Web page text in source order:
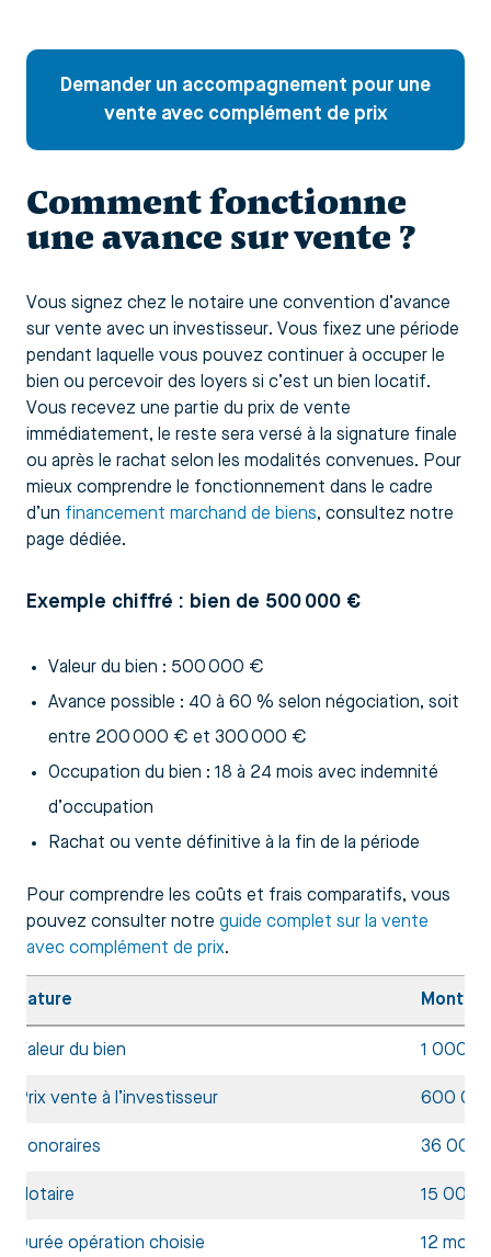
Demander un accompagnement pour une
vente avec complément de prix
Comment fonctionne
une avance sur vente ?
Vous signez chez le notaire une convention d’avance
sur vente avec un investisseur. Vous fixez une période
pendant laquelle vous pouvez continuer à occuper le
bien ou percevoir des loyers si c’est un bien locatif.
Vous recevez une partie du prix de vente
immédiatement, le reste sera versé à la signature finale
ou après le rachat selon les modalités convenues. Pour
mieux comprendre le fonctionnement dans le cadre
d’un financement marchand de biens, consultez notre
page dédiée.
Exemple chiffré : bien de 500 000 €
Valeur du bien : 500 000 €
Avance possible : 40 à 60 % selon négociation, soit
entre 200 000 € et 300 000 €
Occupation du bien : 18 à 24 mois avec indemnité
d’occupation
Rachat ou vente définitive à la fin de la période
Pour comprendre les coûts et frais comparatifs, vous
pouvez consulter notre guide complet sur la vente
avec complément de prix.
Nature Montant
Valeur du bien 1 000
Prix vente à l’investisseur 600
Honoraires 36 000
Notaire 15 000
Durée opération choisie 12 mois